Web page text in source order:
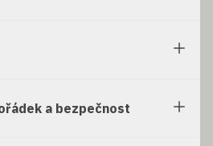
a bezpečnost